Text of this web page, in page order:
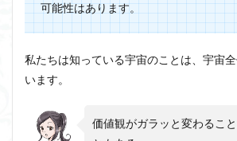
可能性はあります。
私たちは知っている宇宙のことは、宇宙
います。
価値観がガラッと変わるこ